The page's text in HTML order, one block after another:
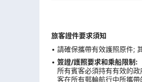
旅客證件要求須知
請確保攜帶有效護照原件;
簽證/護照要求和乘船限制:
所有賓客必須持有有效的
客在所有郵輪航行中所攜